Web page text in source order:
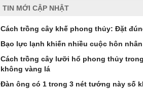
TIN MỚI CẬP NHẬT
Cách trồng cây khế phong thủy: Đặt
Bạo lực lạnh khiến nhiều cuộc hôn
Cách trồng cây lưỡi hổ phong thủy
không vàng lá
Đàn ông có 1 trong 3 nét tướng này số